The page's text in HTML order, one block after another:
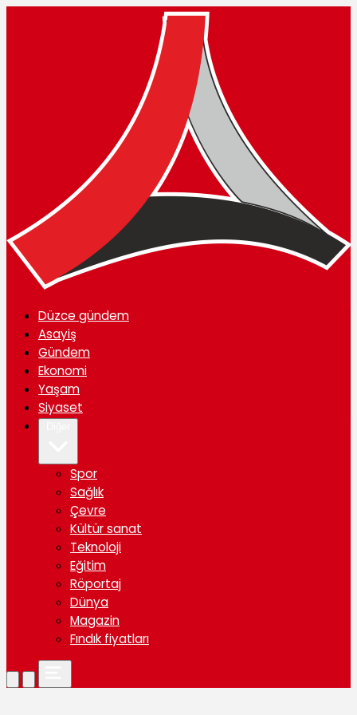
Düzce gündem
Asayiş
Gündem
Ekonomi
Yaşam
Siyaset
Spor
Sağlık
Çevre
Kültür sanat
Teknoloji
Eğitim
Röportaj
Dünya
Magazin
Fındık fiyatları